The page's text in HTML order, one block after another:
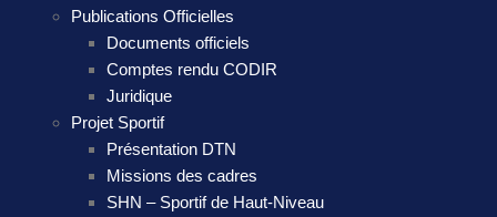
Publications Officielles
Documents officiels
Comptes rendu CODIR
Juridique
Projet Sportif
Présentation DTN
Missions des cadres
SHN – Sportif de Haut-Niveau